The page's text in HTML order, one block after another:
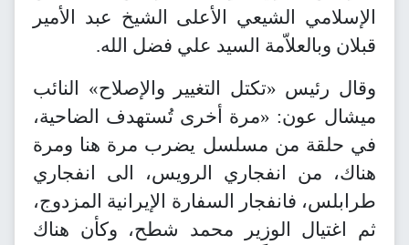
الإسلامي الشيعي الأعلى الشيخ عبد الأمير
قبلان وبالعلاّمة السيد علي فضل الله.
وقال رئيس «تكتل التغيير والإصلاح» النائب
ميشال عون: «مرة أخرى تُستهدف الضاحية،
في حلقة من مسلسل يضرب مرة هنا ومرة
هناك، من انفجاري الرويس، الى انفجاري
طرابلس، فانفجار السفارة الإيرانية المزدوج،
ثم اغتيال الوزير محمد شطح، وكأن هناك